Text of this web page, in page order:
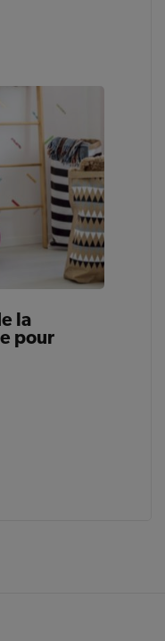
la
pour